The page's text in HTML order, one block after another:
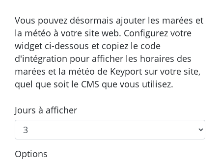
Vous pouvez désormais ajouter les marées et
la météo à votre site web. Configurez votre
widget ci-dessous et copiez le code
d'intégration pour afficher les horaires des
marées et la météo de Keyport sur votre site,
quel que soit le CMS que vous utilisez.
Jours à afficher
Options